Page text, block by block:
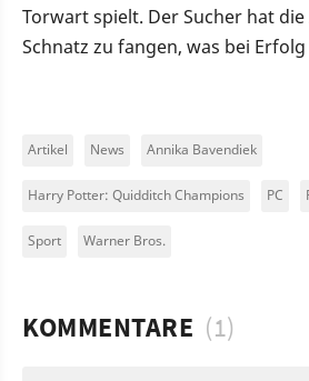
Torwart spielt. Der Sucher hat
Schnatz zu fangen, was bei
Artikel News Annika Bavendiek
Harry Potter: Quidditch Champions PC
Sport Warner Bros.
KOMMENTARE (1)